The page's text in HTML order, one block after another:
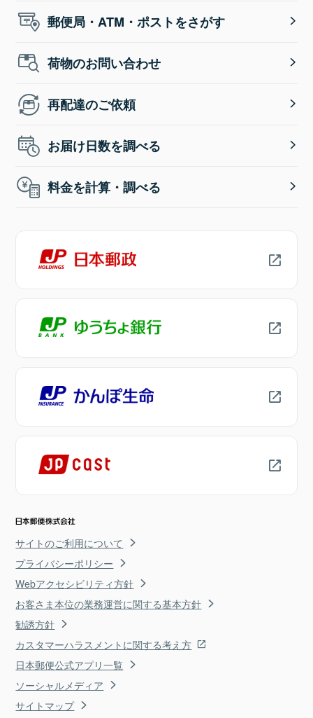
郵便局・ATM・ポストをさがす
荷物のお問い合わせ
再配達のご依頼
お届け日数を調べる
料金を計算・調べる
サイトのご利用について
プライバシーポリシー
Webアクセシビリティ方針
お客さま本位の業務運営に関する基本方針
勧誘方針
カスタマーハラスメントに関する考え方
日本郵便公式アプリ一覧
ソーシャルメディア
サイトマップ